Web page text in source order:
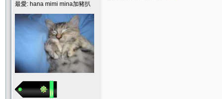
最愛: hana mimi mina加豬扒